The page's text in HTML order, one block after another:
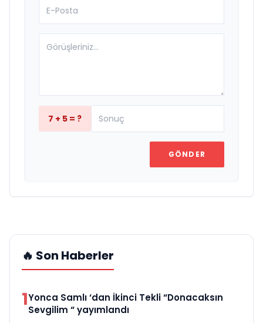
7 + 5 = ?
GÖNDER
🔥 Son Haberler
1Yonca Samlı ‘dan İkinci Tekli “Donacaksın
Sevgilim “ yayımlandı